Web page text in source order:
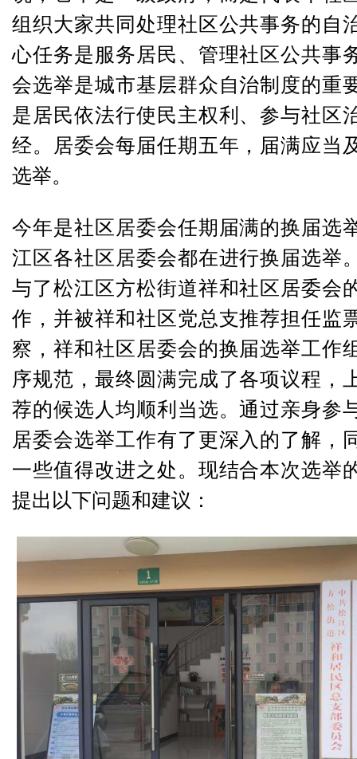
组织大家共同处理社区公共事务的自
心任务是服务居民、管理社区公共事
会选举是城市基层群众自治制度的重
是居民依法行使民主权利、参与社区
经。居委会每届任期五年，届满应当
选举。
今年是社区居委会任期届满的换届选
江区各社区居委会都在进行换届选举
与了松江区方松街道祥和社区居委会
作，并被祥和社区党总支推荐担任监
察，祥和社区居委会的换届选举工作
序规范，最终圆满完成了各项议程，
荐的候选人均顺利当选。通过亲身参
居委会选举工作有了更深入的了解，
一些值得改进之处。现结合本次选举
提出以下问题和建议：